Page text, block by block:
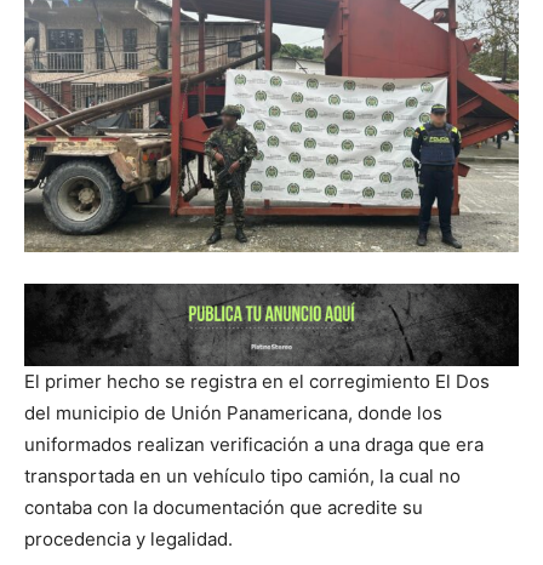
El primer hecho se registra en el corregimiento El Dos
del municipio de Unión Panamericana, donde los
uniformados realizan verificación a una draga que era
transportada en un vehículo tipo camión, la cual no
contaba con la documentación que acredite su
procedencia y legalidad.